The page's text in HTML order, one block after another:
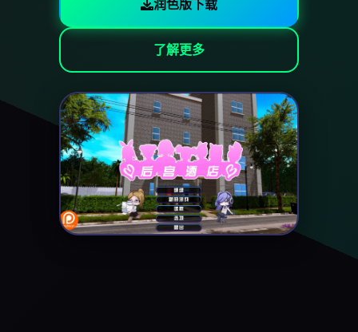
润色版下载
了解更多